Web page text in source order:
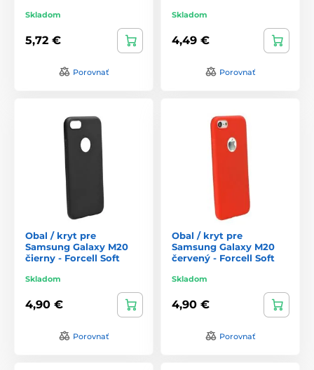
Skladom
5,72 €
Porovnať
Skladom
4,49 €
Porovnať
Obal / kryt pre
Samsung Galaxy M20
čierny - Forcell Soft
Skladom
4,90 €
Porovnať
Obal / kryt pre
Samsung Galaxy M20
červený - Forcell Soft
Skladom
4,90 €
Porovnať